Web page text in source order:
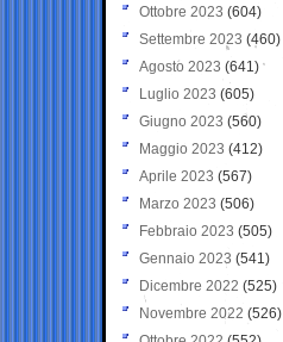
Ottobre 2023 (604)
Settembre 2023 (460)
Agosto 2023 (641)
Luglio 2023 (605)
Giugno 2023 (560)
Maggio 2023 (412)
Aprile 2023 (567)
Marzo 2023 (506)
Febbraio 2023 (505)
Gennaio 2023 (541)
Dicembre 2022 (525)
Novembre 2022 (526)